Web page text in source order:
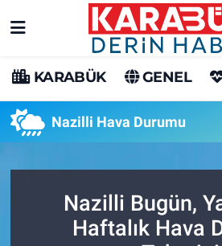
KARABÜK GENEL
Nazilli Hava Durumu
Nazilli Bugün,
Haftalık Hava
Karabük Hava Durumu
Karabük Trafik Yoğunluk
Tüm Manşetler